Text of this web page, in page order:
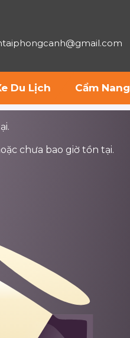
Du Lịch Cẩm Nang
chưa bao giờ tồn tại.